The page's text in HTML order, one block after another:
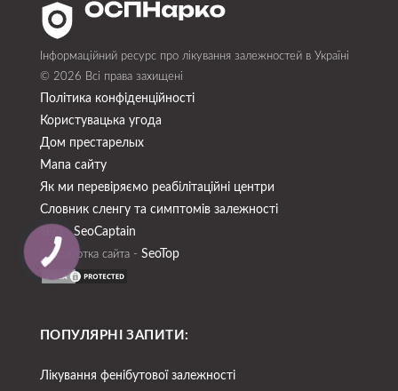
Інформаційний ресурс про лікування залежностей в Україні
© 2026 Всі права захищені
Політика конфіденційності
Користувацька угода
Дом престарелых
Мапа сайту
Як ми перевіряємо реабілітаційні центри
Словник сленгу та симптомів залежності
SEO -SeoСaptain
Разработка сайта - SeoTop
ПОПУЛЯРНІ ЗАПИТИ:
Лікування фенібутової залежності